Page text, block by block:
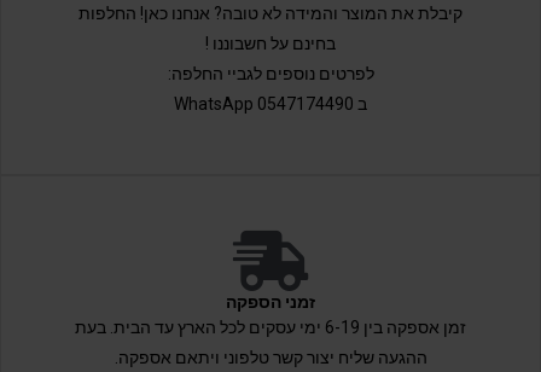
קיבלת את המוצר והמידה לא טובה? אנחנו כאן! החלפות
בחינם על חשבוננו !
לפרטים נוספים לגביי החלפה:
ב 0547174490 WhatsApp
זמני הספקה
זמן אספקה בין 6-19 ימי עסקים לכל הארץ עד הבית. בעת
ההגעה שליח יצור קשר טלפוני ויתאם אספקה.